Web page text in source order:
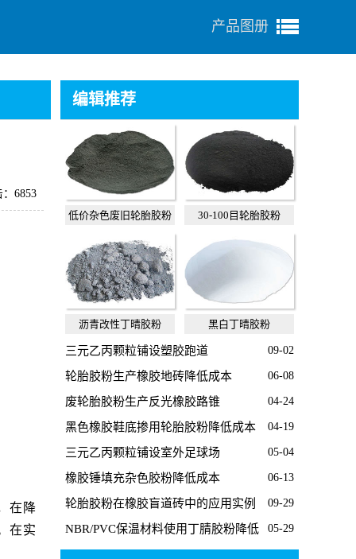
产品图册
：6853
在降
在实
编辑推荐
低价杂色废旧轮胎胶粉 30-100目轮胎胶粉
沥青改性丁晴胶粉 黑白丁晴胶粉
09-02
三元乙丙颗粒铺设塑胶跑道
06-08
轮胎胶粉生产橡胶地砖降低成本
04-24
废轮胎胶粉生产反光橡胶路锥
04-19
黑色橡胶鞋底掺用轮胎胶粉降低成本
05-04
三元乙丙颗粒铺设室外足球场
06-13
橡胶锤填充杂色胶粉降低成本
09-29
轮胎胶粉在橡胶盲道砖中的应用实例
05-29
NBR/PVC保温材料使用丁腈胶粉降低
成本